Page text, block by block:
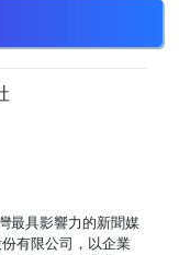
最具影響力的新聞媒
有限公司，以企業